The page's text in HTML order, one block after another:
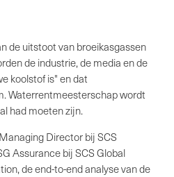
de uitstoot van broeikasgassen
de industrie, de media en de
koolstof is" en dat
Waterrentmeesterschap wordt
had moeten zijn.
Director bij SCS
Assurance bij SCS Global
de end-to-end analyse van de